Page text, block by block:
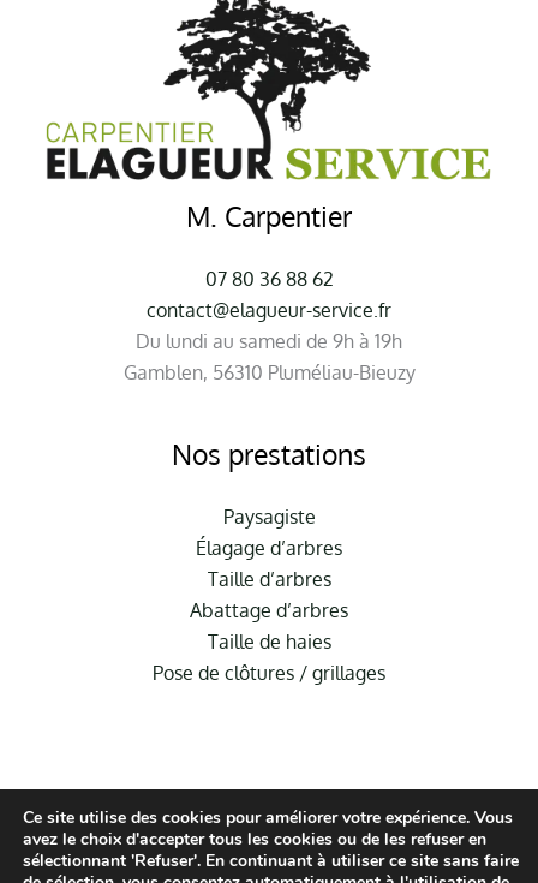
M. Carpentier
07 80 36 88 62
contact@elagueur-service.fr
Du lundi au samedi de 9h à 19h
Gamblen, 56310 Pluméliau-Bieuzy
Nos prestations
Paysagiste
Élagage d’arbres
Taille d’arbres
Abattage d’arbres
Taille de haies
Pose de clôtures / grillages
Ce site utilise des cookies pour améliorer votre expérience. Vous
avez le choix d'accepter tous les cookies ou de les refuser en
sélectionnant 'Refuser'. En continuant à utiliser ce site sans faire